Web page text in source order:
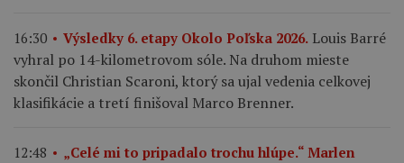
16:30 Výsledky 6. etapy Okolo Poľska 2026. Louis Barré
vyhral po 14-kilometrovom sóle. Na druhom mieste
skončil Christian Scaroni, ktorý sa ujal vedenia celkovej
klasifikácie a tretí finišoval Marco Brenner.
12:48
„Celé mi to pripadalo trochu hlúpe.“ Marlen